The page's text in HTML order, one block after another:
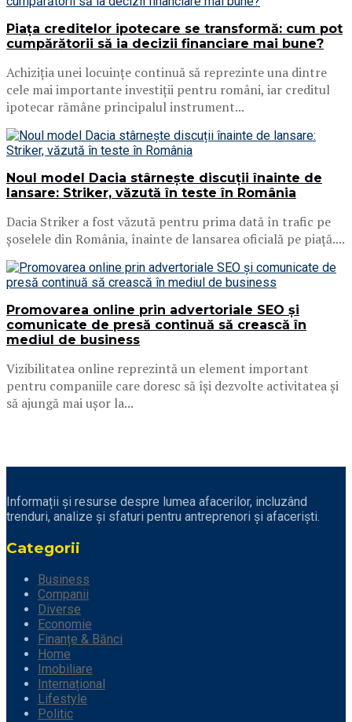
Piața creditelor ipotecare se transformă: cum pot
cumpărătorii să ia decizii financiare mai bune?
Achiziția unei locuințe continuă să reprezinte una dintre
cele mai importante investiții pentru români, iar creditul
ipotecar rămâne principalul instrument...
Noul model Dacia stârnește discuții înainte de
lansare: Striker, văzută în teste în România
Dacia Striker a fost văzută pentru prima dată în trafic pe
șoselele din România, înainte de lansarea oficială pe piață....
Promovarea online prin advertoriale SEO și
comunicate de presă continuă să crească în
mediul de business
Vizibilitatea online reprezintă un element important
pentru companiile care doresc să își dezvolte activitatea și
să ajungă mai ușor la...
Informații și resurse despre lumea afacerilor, incluzând
trenduri, analize și sfaturi pentru antreprenori și afaceriști.
Categorii
Business
Companii
Diverse
Economie
Finanțe & Bănci
Home
Imobiliare
Internațional
Lifestyle
Politic